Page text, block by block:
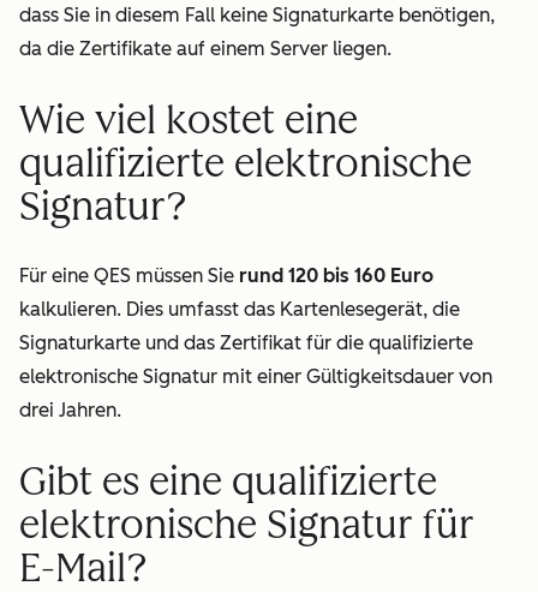
dass Sie in diesem Fall keine Signaturkarte benötigen,
da die Zertifikate auf einem Server liegen.
Wie viel kostet eine
qualifizierte elektronische
Signatur?
Für eine QES müssen Sie rund 120 bis 160 Euro
kalkulieren. Dies umfasst das Kartenlesegerät, die
Signaturkarte und das Zertifikat für die qualifizierte
elektronische Signatur mit einer Gültigkeitsdauer von
drei Jahren.
Gibt es eine qualifizierte
elektronische Signatur für
E-Mail?